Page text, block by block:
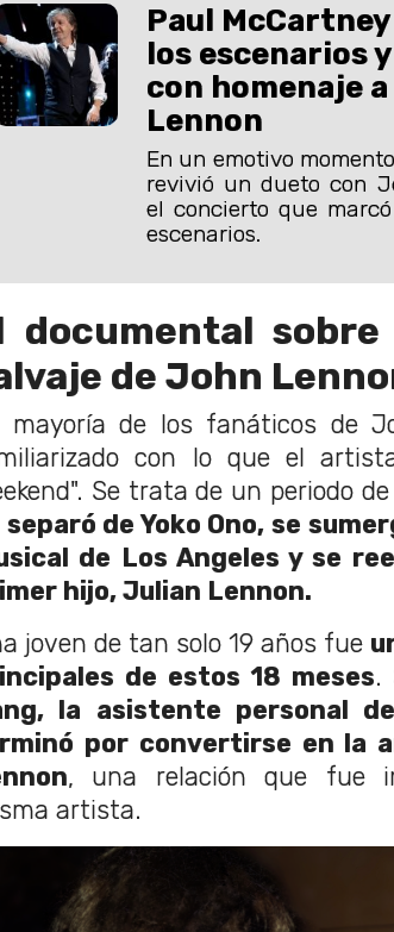
Paul
los escenarios
con homenaje
Lennon
En un emotivo
revivió un dueto con
el concierto que
escenarios.
documental
de John
mayoría de los fanáticos de
con lo que el
Se trata de un periodo
separó de Yoko Ono, se
de Los Angeles y se
hijo, Julian Lennon.
joven de tan solo 19 años fue
de estos 18 meses.
la asistente personal
por convertirse en la
, una relación que fue
artista.